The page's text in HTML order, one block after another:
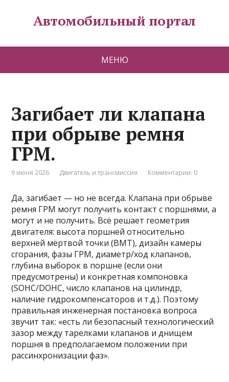
Автомобильный портал
МЕНЮ
Загибает ли клапана
при обрыве ремня
ГРМ.
9 июня 2026 Двигатель и трансмиссия Комментарии: 0
Да, загибает — но не всегда. Клапана при обрыве
ремня ГРМ могут получить контакт с поршнями, а
могут и не получить. Всё решает геометрия
двигателя: высота поршней относительно
верхней мёртвой точки (ВМТ), дизайн камеры
сгорания, фазы ГРМ, диаметр/ход клапанов,
глубина выборок в поршне (если они
предусмотрены) и конкретная компоновка
(SOHC/DOHC, число клапанов на цилиндр,
наличие гидрокомпенсаторов и т.д.). Поэтому
правильная инженерная постановка вопроса
звучит так: «есть ли безопасный технологический
зазор между тарелками клапанов и днищем
поршня в предполагаемом положении при
рассинхронизации фаз».